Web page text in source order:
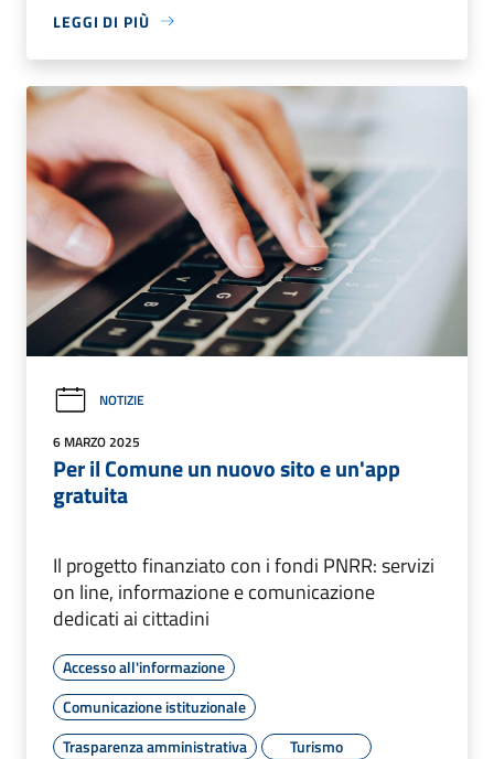
LEGGI DI PIÙ
NOTIZIE
6 MARZO 2025
Per il Comune un nuovo sito e un'app
gratuita
Il progetto finanziato con i fondi PNRR: servizi
on line, informazione e comunicazione
dedicati ai cittadini
Accesso all'informazione
Comunicazione istituzionale
Trasparenza amministrativa
Turismo